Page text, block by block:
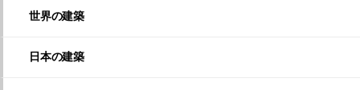
世界の建築
日本の建築